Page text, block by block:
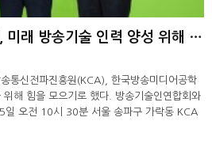
한국방송기술인연합회, 미래 방송기술 인력 양성 위해 KCA-방송미디어공학회와 맞손 ...
통신전파진흥원(KCA), 한국방송미디어공학
해 힘을 모으기로 했다. 방송기술인연합회와
일 오전 10시 30분 서울 송파구 가락동 KCA